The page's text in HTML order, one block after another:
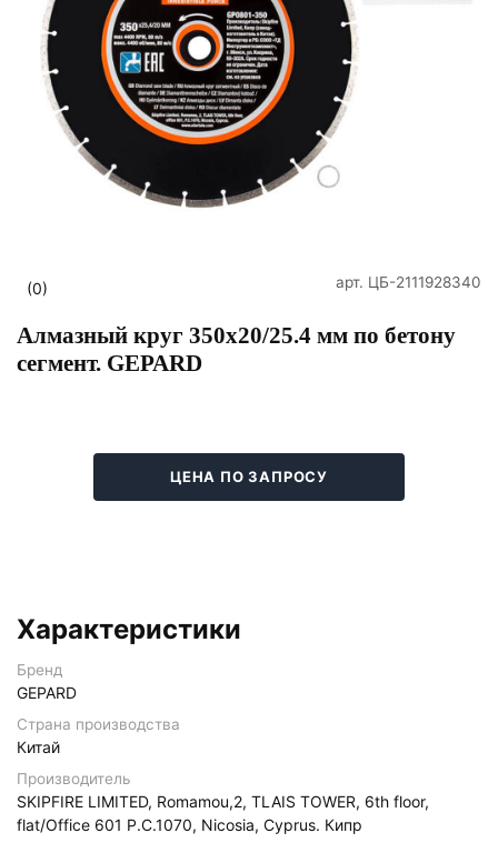
(0) арт. ЦБ-2111928340
Алмазный круг 350х20/25.4 мм по бетону
сегмент. GEPARD
ЦЕНА ПО ЗАПРОСУ
Характеристики
Бренд
GEPARD
Страна производства
Китай
Производитель
SKIPFIRE LIMITED, Romamou,2, TLAIS TOWER, 6th floor,
flat/Office 601 P.C.1070, Nicosia, Cyprus. Кипр